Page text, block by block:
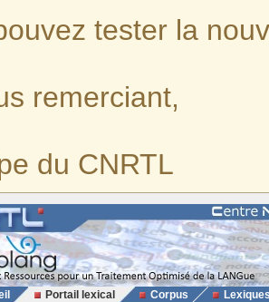
tester la
remerciant,
du CNRTL
Portail lexical Corpus